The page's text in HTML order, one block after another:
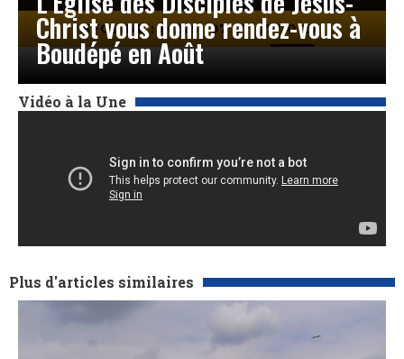
Christ vous donne rendez-vous à
Boudépé en Août
Vidéo à la Une
Plus d'articles similaires